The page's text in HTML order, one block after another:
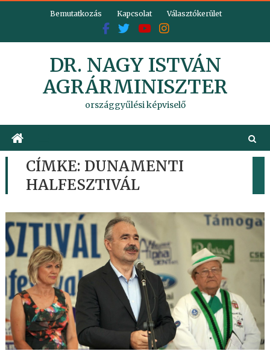
Bemutatkozás Kapcsolat Választókerület
DR. NAGY ISTVÁN
AGRÁRMINISZTER
országgyűlési képviselő
CÍMKE: DUNAMENTI
HALFESZTIVÁL